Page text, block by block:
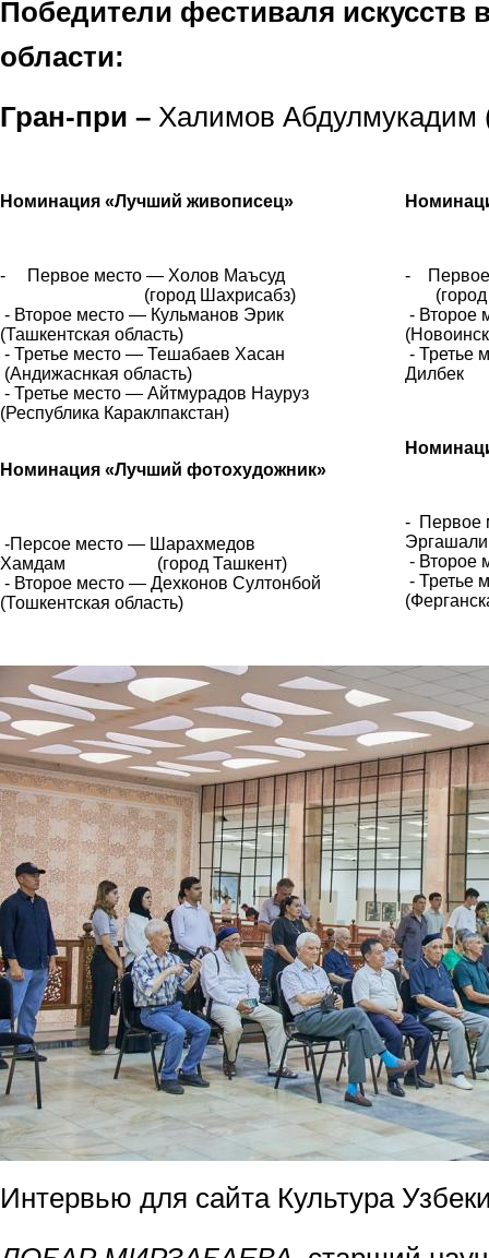
Победители фестиваля искусств
области:
Гран-при – Халимов Абдулмукадим
Номинация «Лучший живописец»
- Первое место — Холов Маъсуд
(город Шахрисабз)
- Второе место — Кульманов Эрик
(Ташкентская область)
- Третье место — Тешабаев Хасан
(Андижаснкая область)
- Третье место — Айтмурадов Науруз
(Республика Караклпакстан)
-
(город
- Второе
- Третье
- Первое
- Второе
-
Номинация «Лучший фотохудожник»
-Персое место — Шарахмедов
Хамдам (город Ташкент)
- Второе место — Дехконов Султонбой
(Тошкентская область)
Интервью для сайта Культура